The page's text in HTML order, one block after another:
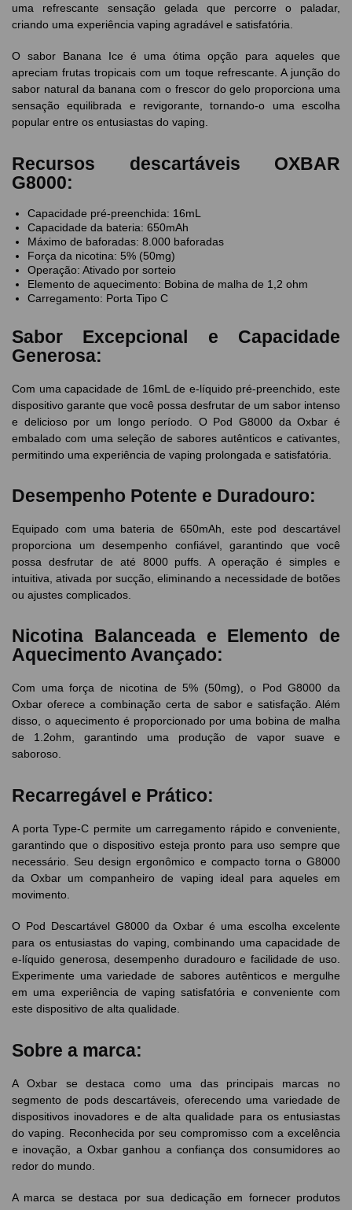
uma refrescante sensação gelada que percorre o paladar,
criando uma experiência vaping agradável e satisfatória.
O sabor Banana Ice é uma ótima opção para aqueles que
apreciam frutas tropicais com um toque refrescante. A junção do
sabor natural da banana com o frescor do gelo proporciona uma
sensação equilibrada e revigorante, tornando-o uma escolha
popular entre os entusiastas do vaping.
Recursos descartáveis ​​OXBAR
G8000:
Capacidade pré-preenchida: 16mL
Capacidade da bateria: 650mAh
Máximo de baforadas: 8.000 baforadas
Força da nicotina: 5% (50mg)
Operação: Ativado por sorteio
Elemento de aquecimento: Bobina de malha de 1,2 ohm
Carregamento: Porta Tipo C
Sabor Excepcional e Capacidade
Generosa:
Com uma capacidade de 16mL de e-líquido pré-preenchido, este
dispositivo garante que você possa desfrutar de um sabor intenso
e delicioso por um longo período. O Pod G8000 da Oxbar é
embalado com uma seleção de sabores autênticos e cativantes,
permitindo uma experiência de vaping prolongada e satisfatória.
Desempenho Potente e Duradouro:
Equipado com uma bateria de 650mAh, este pod descartável
proporciona um desempenho confiável, garantindo que você
possa desfrutar de até 8000 puffs. A operação é simples e
intuitiva, ativada por sucção, eliminando a necessidade de botões
ou ajustes complicados.
Nicotina Balanceada e Elemento de
Aquecimento Avançado:
Com uma força de nicotina de 5% (50mg), o Pod G8000 da
Oxbar oferece a combinação certa de sabor e satisfação. Além
disso, o aquecimento é proporcionado por uma bobina de malha
de 1.2ohm, garantindo uma produção de vapor suave e
saboroso.
Recarregável e Prático:
A porta Type-C permite um carregamento rápido e conveniente,
garantindo que o dispositivo esteja pronto para uso sempre que
necessário. Seu design ergonômico e compacto torna o G8000
da Oxbar um companheiro de vaping ideal para aqueles em
movimento.
O Pod Descartável G8000 da Oxbar é uma escolha excelente
para os entusiastas do vaping, combinando uma capacidade de
e-líquido generosa, desempenho duradouro e facilidade de uso.
Experimente uma variedade de sabores autênticos e mergulhe
em uma experiência de vaping satisfatória e conveniente com
este dispositivo de alta qualidade.
Sobre a marca:
A Oxbar se destaca como uma das principais marcas no
segmento de pods descartáveis, oferecendo uma variedade de
dispositivos inovadores e de alta qualidade para os entusiastas
do vaping. Reconhecida por seu compromisso com a excelência
e inovação, a Oxbar ganhou a confiança dos consumidores ao
redor do mundo.
A marca se destaca por sua dedicação em fornecer produtos